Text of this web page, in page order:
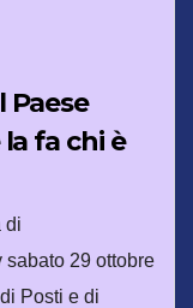
Paese
fa chi è
di
sabato 29 ottobre
Posti e di